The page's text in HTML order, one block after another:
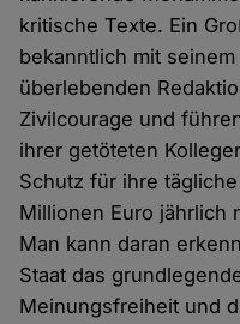
kritische Texte. Ein
bekanntlich mit
überlebenden
Zivilcourage und
ihrer getöteten
Schutz für ihre
Millionen Euro jährlich
Man kann daran
Staat das
Meinungsfreiheit und